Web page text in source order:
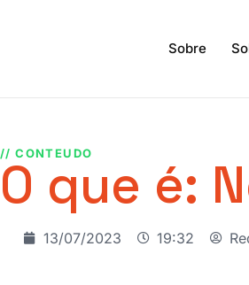
Sobre
// CONTEUDO
O que é:
13/07/2023 19:32